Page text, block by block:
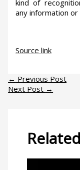
kind of
any information
Source link
← Previous Post
Next Post →